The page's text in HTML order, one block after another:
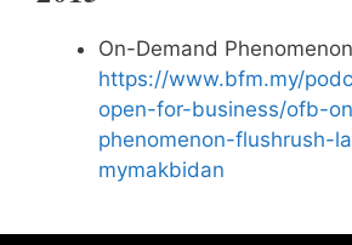
On-Demand
https://www.bfm.my/
open-for-business/ofb-
phenomenon-flushrush-
mymakbidan